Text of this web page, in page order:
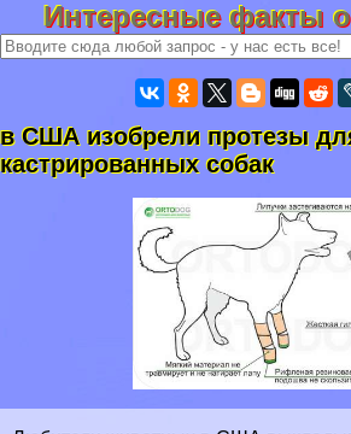
Интересные факты
в США изобрели протезы
кастрированных собак